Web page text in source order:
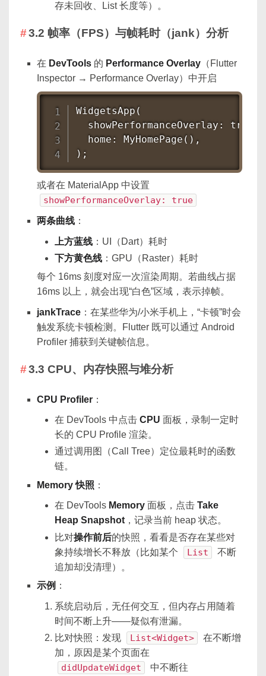
存未回收、List 长度等）。
3.2 帧率（FPS）与帧耗时（jank）分析
在 DevTools 的 Performance Overlay （Flutter
Inspector → Performance Overlay）中开启
WidgetsApp(
  showPerformanceOverlay: true,
  home: MyHomePage(),
);
或者在 MaterialApp 中设置
showPerformanceOverlay: true
两条曲线 ：
上方蓝线 ：UI（Dart）耗时
下方黄色线 ：GPU（Raster）耗时
每个 16ms 刻度对应一次渲染周期。若曲线占据
16ms 以上，就会出现“白色”区域，表示掉帧。
jankTrace ：在某些华为/小米手机上，“卡顿”时会
触发系统卡顿检测。Flutter 既可以通过 Android
Profiler 捕获到关键帧信息。
3.3 CPU、内存快照与堆分析
CPU Profiler ：
在 DevTools 中点击 CPU 面板，录制一定时
长的 CPU Profile 渲染。
通过调用图（Call Tree）定位最耗时的函数
链。
Memory 快照 ：
在 DevTools Memory 面板，点击 Take
Heap Snapshot，记录当前 heap 状态。
比对操作前后的快照，看看是否存在某些对
象持续增长不释放（比如某个
List
不断
追加却没清理）。
示例 ：
系统启动后，无任何交互，但内存占用随着
时间不断上升——疑似有泄漏。
比对快照：发现
List<Widget>
在不断增
加，原因是某个页面在
didUpdateWidget 中不断往